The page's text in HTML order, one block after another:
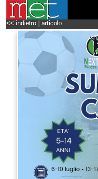
<< indietro articolo